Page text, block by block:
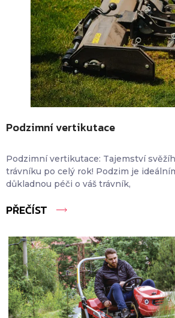
Podzimní vertikutace
Podzimní vertikutace: Tajemství
trávníku po celý rok! Podzim je
důkladnou péči o váš trávník,
PŘEČÍST